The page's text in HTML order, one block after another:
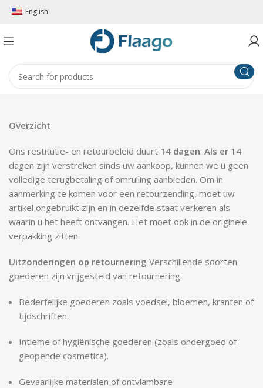
English
Overzicht
Ons restitutie- en retourbeleid duurt 14 dagen. Als er 14
dagen zijn verstreken sinds uw aankoop, kunnen we u geen
volledige terugbetaling of omruiling aanbieden. Om in
aanmerking te komen voor een retourzending, moet uw
artikel ongebruikt zijn en in dezelfde staat verkeren als
waarin u het heeft ontvangen. Het moet ook in de originele
verpakking zitten.
Uitzonderingen op retournering Verschillende soorten
goederen zijn vrijgesteld van retournering:
Bederfelijke goederen zoals voedsel, bloemen, kranten of
tijdschriften.
Intieme of hygiënische goederen (zoals ondergoed of
geopende cosmetica).
Gevaarlijke materialen of ontvlambare